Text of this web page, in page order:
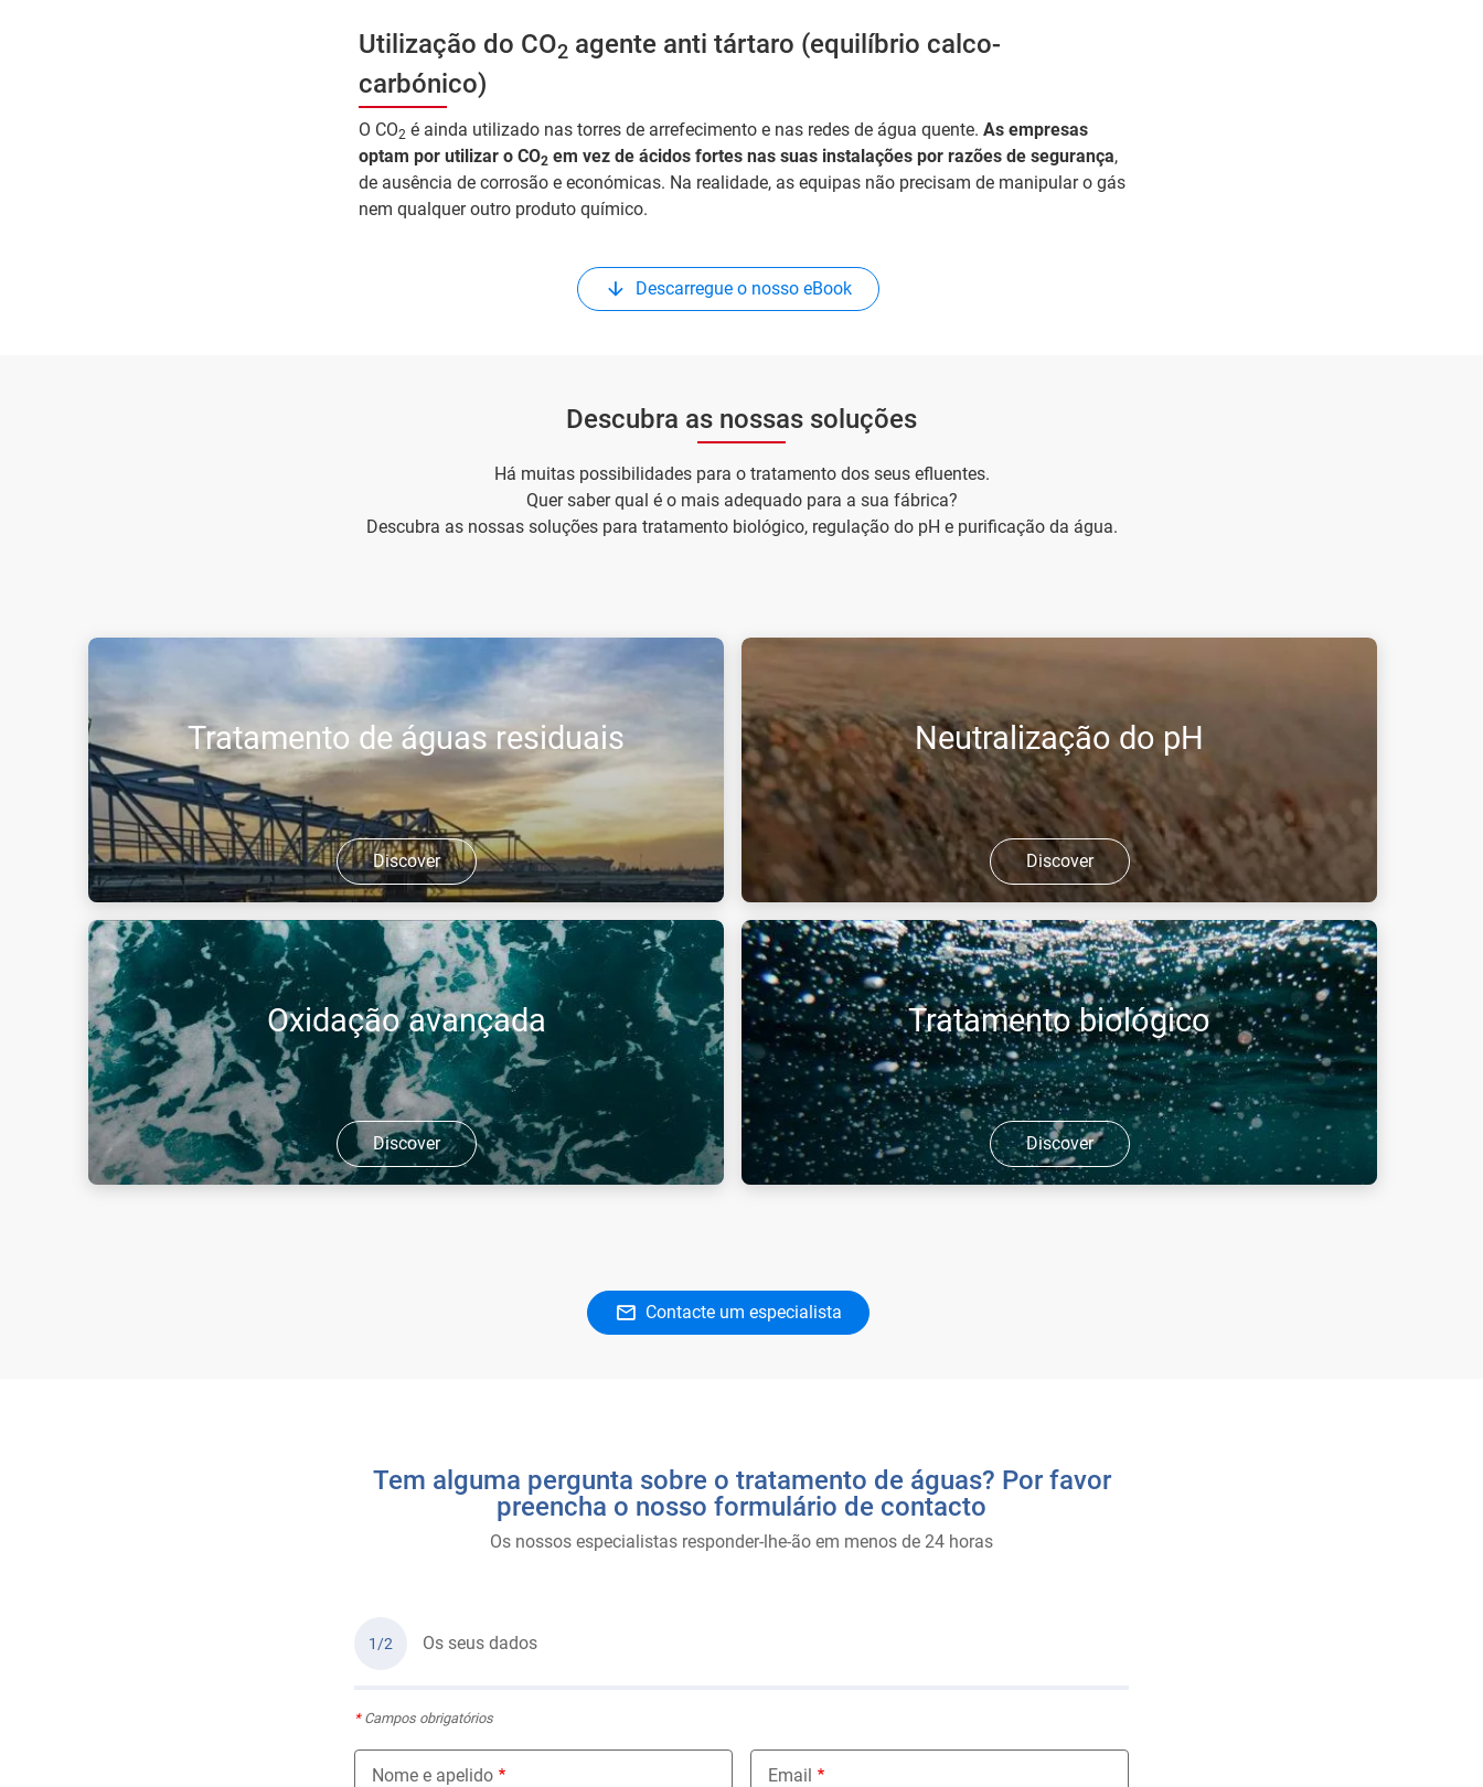
Utilização do CO2 agente anti tártaro (equilíbrio calco-
carbónico)
O CO2 é ainda utilizado nas torres de arrefecimento e nas redes de água quente. As empresas
optam por utilizar o CO2em vez de ácidos fortes nas suas instalações por razões de segurança,
de ausência de corrosão e económicas. Na realidade, as equipas não precisam de manipular o gás
nem qualquer outro produto químico.
Descarregue o nosso eBook
Descubra as nossas soluções
Há muitas possibilidades para o tratamento dos seus efluentes.
Quer saber qual é o mais adequado para a sua fábrica?
Descubra as nossas soluções para tratamento biológico, regulação do pH e purificação da água.
Tratamento de águas residuais
Discover
Os gases industriais como o oxigénio, dióxido de carbono e ozono fornecem
soluções eficazes para o tratamento de águas residuais em todas as
indústrias, reduzindo frequentemente a ...
Neutralização do pH
Discover
A injeção de CO2 é uma solução mais segura, mais económica e mais
simples para neutralizar efluentes alcalinos do que o tratamento com ácidos
fortes.
Oxidação avançada
Discover
Tratamento biológico
Discover
Contacte um especialista
Tem alguma pergunta sobre o tratamento de águas? Por favor
preencha o nosso formulário de contacto
Os nossos especialistas responder-lhe-ão em menos de 24 horas
1/2 Os seus dados
*Campos obrigatórios
Nome e apelido Email